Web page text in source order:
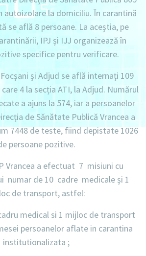
autoizolare la domiciliu. În carantină
se află 8 persoane. La aceștia, pe
IPJ și IJJ organizează în
specifice pentru verificare.
și Adjud se află internați 109
4 la secția ATI, la Adjud. Numărul
a ajuns la 574, iar a persoanelor
de Sănătate Publică Vrancea a
7448 de teste, fiind depistate 1026
persoane pozitive.
Vrancea a efectuat 7 misiuni cu
numar de 10 cadre medicale și 1
de transport, astfel:
medicalsi 1 mijloc de transport
persoanelor aflate in carantina
institutionalizata ;